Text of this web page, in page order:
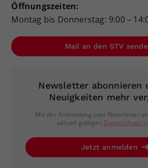
Öffnungszeiten:
Montag bis Donnerstag: 9:00 –
Mail an den STV
Newsletter abonnieren
Neuigkeiten mehr
Mit der Anmeldung zum Newsletter
aktuell gültigen
Jetzt anmelden